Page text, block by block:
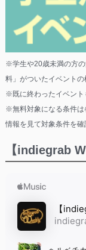
※学生や20歳未満の方
料」がついたイベントの
※既に終わったイベント
※無料対象になる条件は
情報を見て対象条件を確
【indiegrab